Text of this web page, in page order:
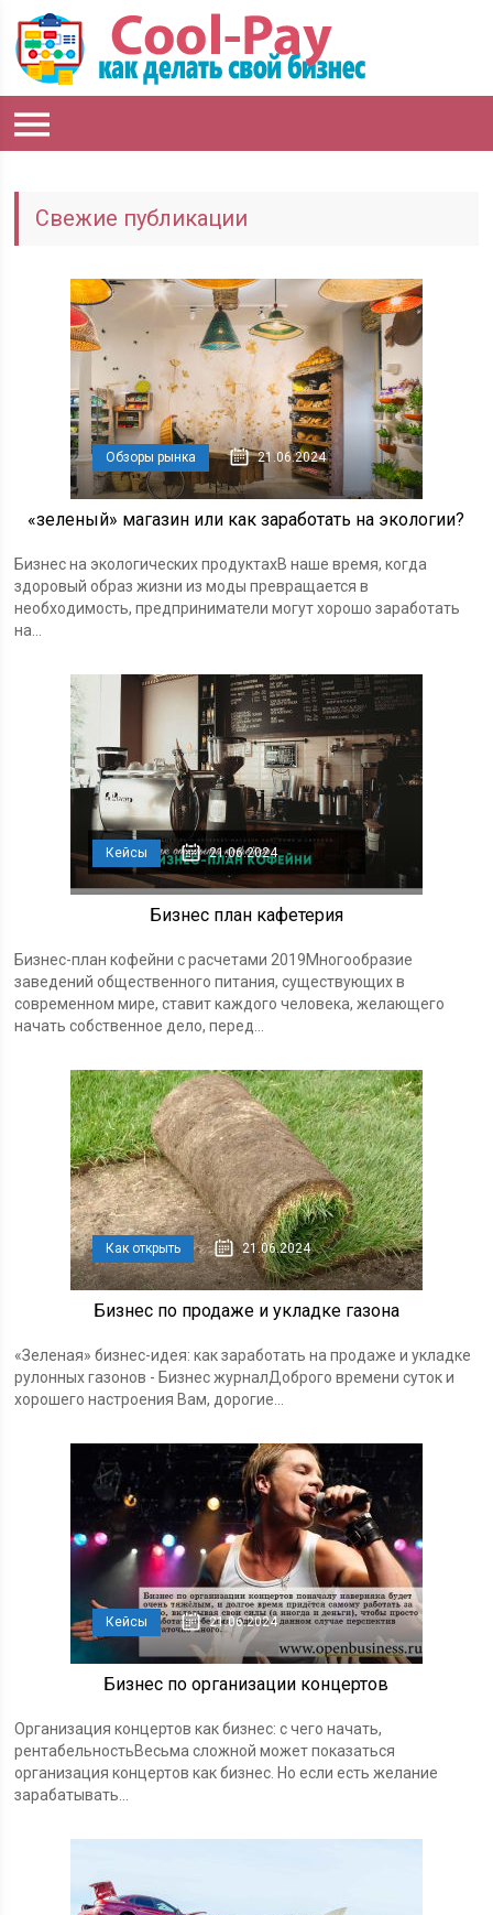
Свежие публикации
Обзоры рынка 21.06.2024
«зеленый» магазин или как заработать на экологии?
Бизнес на экологических продуктахВ наше время, когда
здоровый образ жизни из моды превращается в
необходимость, предприниматели могут хорошо заработать
на...
Кейсы 21.06.2024
Бизнес план кафетерия
Бизнес-план кофейни с расчетами 2019Многообразие
заведений общественного питания, существующих в
современном мире, ставит каждого человека, желающего
начать собственное дело, перед...
Как открыть 21.06.2024
Бизнес по продаже и укладке газона
«Зеленая» бизнес-идея: как заработать на продаже и укладке
рулонных газонов - Бизнес журналДоброго времени суток и
хорошего настроения Вам, дорогие...
Кейсы 21.06.2024
Бизнес по организации концертов
Организация концертов как бизнес: с чего начать,
рентабельностьВесьма сложной может показаться
организация концертов как бизнес. Но если есть желание
зарабатывать...